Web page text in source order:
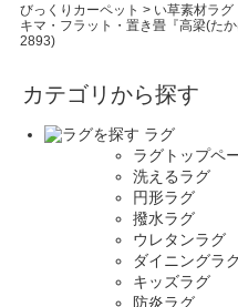
びっくりカーペット > い草素材ラグ
キマ・フラット・置き畳『高梁(た
2893)
カテゴリから探す
ラグ
ラグトップペ
洗えるラグ
円形ラグ
撥水ラグ
ウレタンラグ
ダイニングラ
キッズラグ
防炎ラグ